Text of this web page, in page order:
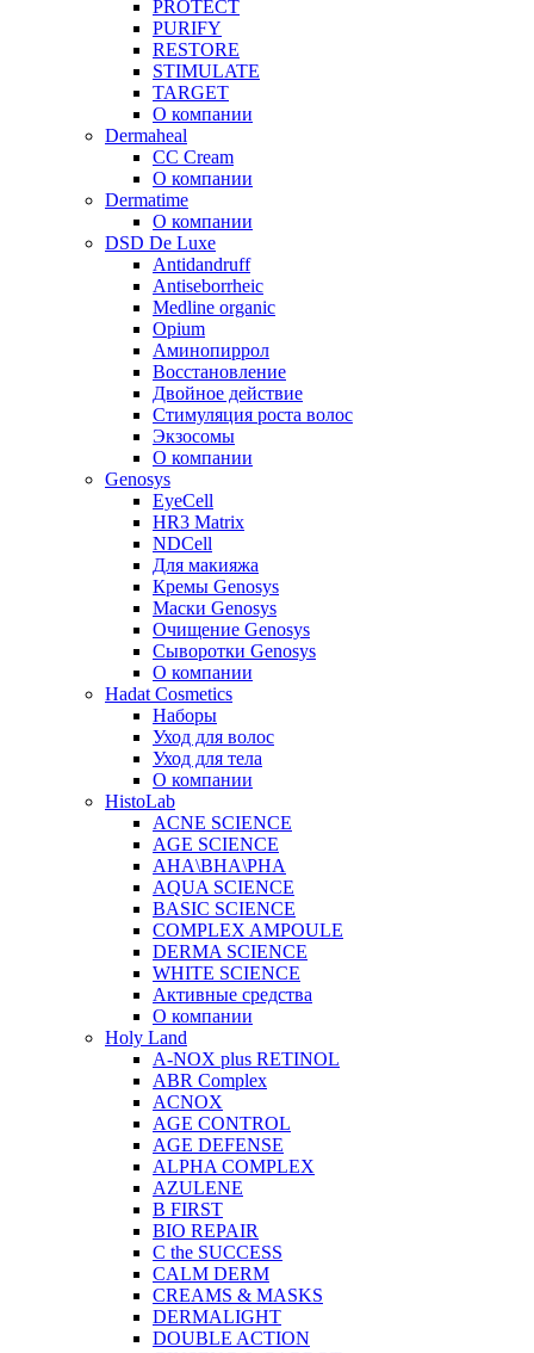
PROTECT
PURIFY
RESTORE
STIMULATE
TARGET
О компании
Dermaheal
CC Cream
О компании
Dermatime
О компании
DSD De Luxe
Antidandruff
Antiseborrheic
Medline organic
Opium
Аминопиррол
Восстановление
Двойное действие
Стимуляция роста волос
Экзосомы
О компании
Genosys
EyeCell
HR3 Matrix
NDCell
Для макияжа
Кремы Genosys
Маски Genosys
Очищение Genosys
Сыворотки Genosys
О компании
Hadat Cosmetics
Наборы
Уход для волос
Уход для тела
О компании
HistoLab
ACNE SCIENCE
AGE SCIENCE
AHA\BHA\PHA
AQUA SCIENCE
BASIC SCIENCE
COMPLEX AMPOULE
DERMA SCIENCE
WHITE SCIENCE
Активные средства
О компании
Holy Land
A-NOX plus RETINOL
ABR Complex
ACNOX
AGE CONTROL
AGE DEFENSE
ALPHA COMPLEX
AZULENE
B FIRST
BIO REPAIR
C the SUCCESS
CALM DERM
CREAMS & MASKS
DERMALIGHT
DOUBLE ACTION